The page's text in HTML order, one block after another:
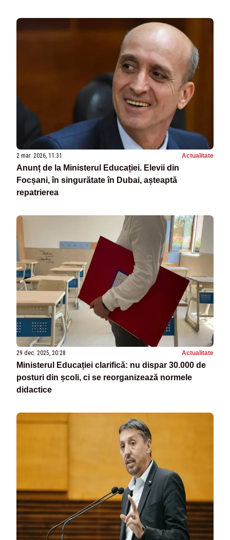
2 mar. 2026, 11:31 Actualitate
Anunț de la Ministerul Educației. Elevii din
Focșani, în singurătate în Dubai, așteaptă
repatrierea
29 dec. 2025, 20:28 Actualitate
Ministerul Educației clarifică: nu dispar 30.000 de
posturi din școli, ci se reorganizează normele
didactice